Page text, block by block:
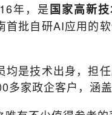
年，是国家高新
首批自研AI应用的
均是技术出身，担
多家政企客户，涵